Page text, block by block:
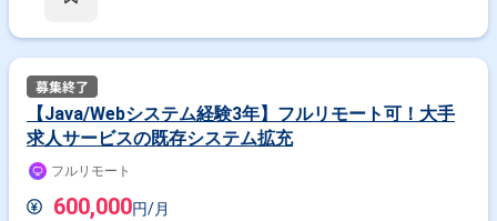
【Java/Webシステム経験3年】フルリモート可！大手
求人サービスの既存システム拡充
フルリモート
600,000円/月